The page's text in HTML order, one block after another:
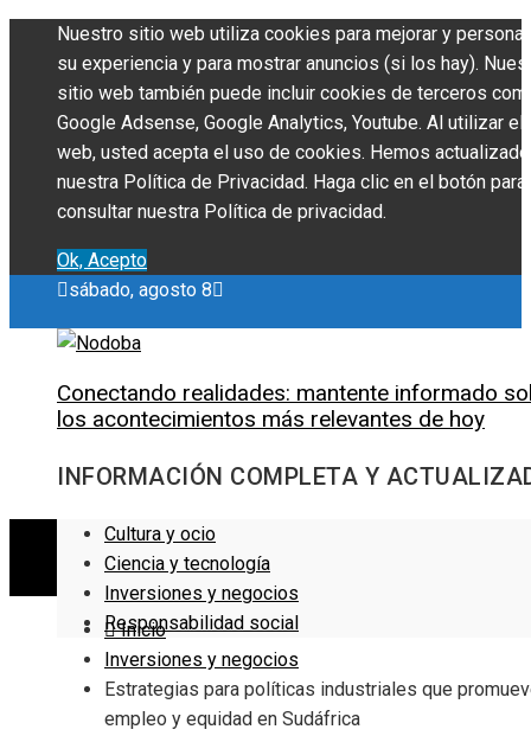
Nuestro sitio web utiliza cookies para mejorar y
su experiencia y para mostrar anuncios (si los hay).
sitio web también puede incluir cookies de terceros
Google Adsense, Google Analytics, Youtube. Al utilizar
web, usted acepta el uso de cookies. Hemos actualizado
nuestra Política de Privacidad. Haga clic en el botón para
consultar nuestra Política de privacidad.
Ok, Acepto
sábado, agosto 8
Conectando realidades: mantente informado
los acontecimientos más relevantes de hoy
INFORMACIÓN COMPLETA Y
Cultura y ocio
Ciencia y tecnología
Inversiones y negocios
Responsabilidad social
Inicio
Inversiones y negocios
Estrategias para políticas industriales que
empleo y equidad en Sudáfrica